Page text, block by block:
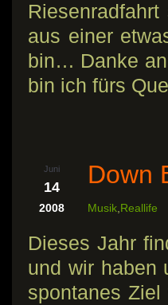
aus einer
bin… Danke
bin ich fürs
Juni
14
2008
Down
Musik,Reallife
Dieses Jahr
und wir haben
spontanes